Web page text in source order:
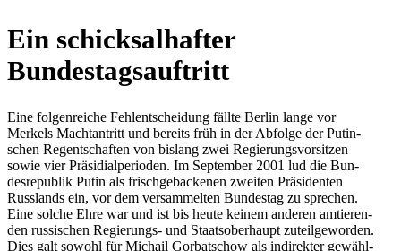
Ein schick­sal­haf­ter
Bundestagsauftritt
Eine fol­gen­rei­che Fehl­ent­schei­dung fällte Berlin lange vor
Merkels Macht­an­tritt und bereits früh in der Abfolge der Putin­
schen Regent­schaf­ten von bislang zwei Regie­rungs­vor­sit­zen
sowie vier Prä­si­di­al­pe­ri­oden. Im Sep­tem­ber 2001 lud die Bun­
des­re­pu­blik Putin als frisch­ge­ba­cke­nen zweiten Prä­si­den­ten
Russ­lands ein, vor dem ver­sam­mel­ten Bun­des­tag zu spre­chen.
Eine solche Ehre war und ist bis heute keinem anderen amtie­ren­
den rus­si­schen Regie­rungs- und Staats­ober­haupt zuteil­ge­wor­den.
Dies galt sowohl für Michail Gor­bat­schow als indi­rek­ter gewähl­